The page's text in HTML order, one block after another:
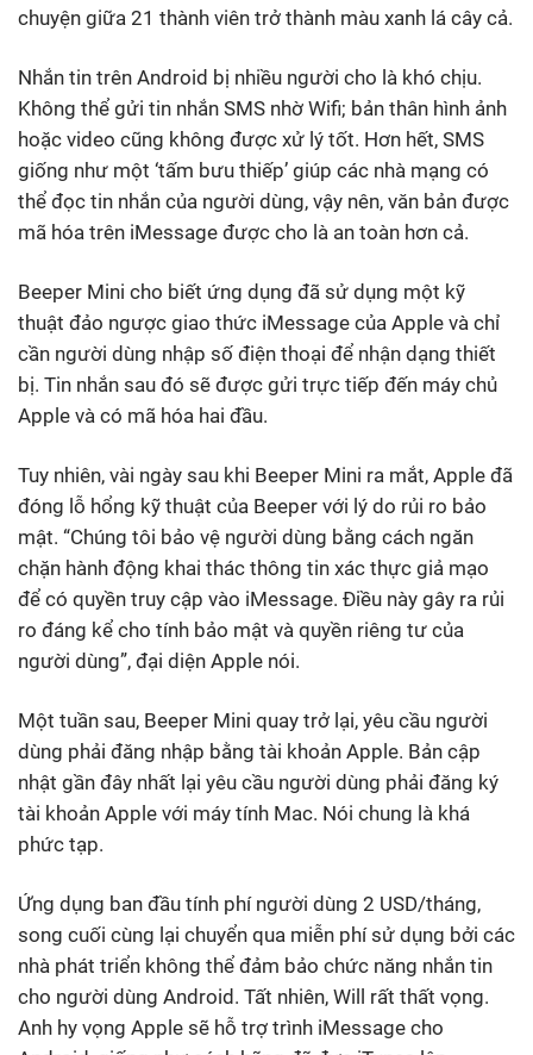
chuyện giữa 21 thành viên trở thành màu xanh lá cây cả.
Nhắn tin trên Android bị nhiều người cho là khó chịu.
Không thể gửi tin nhắn SMS nhờ Wifi; bản thân hình ảnh
hoặc video cũng không được xử lý tốt. Hơn hết, SMS
giống như một ‘tấm bưu thiếp’ giúp các nhà mạng có
thể đọc tin nhắn của người dùng, vậy nên, văn bản được
mã hóa trên iMessage được cho là an toàn hơn cả.
Beeper Mini cho biết ứng dụng đã sử dụng một kỹ
thuật đảo ngược giao thức iMessage của Apple và chỉ
cần người dùng nhập số điện thoại để nhận dạng thiết
bị. Tin nhắn sau đó sẽ được gửi trực tiếp đến máy chủ
Apple và có mã hóa hai đầu.
Tuy nhiên, vài ngày sau khi Beeper Mini ra mắt, Apple đã
đóng lỗ hổng kỹ thuật của Beeper với lý do rủi ro bảo
mật. “Chúng tôi bảo vệ người dùng bằng cách ngăn
chặn hành động khai thác thông tin xác thực giả mạo
để có quyền truy cập vào iMessage. Điều này gây ra rủi
ro đáng kể cho tính bảo mật và quyền riêng tư của
người dùng”, đại diện Apple nói.
Một tuần sau, Beeper Mini quay trở lại, yêu cầu người
dùng phải đăng nhập bằng tài khoản Apple. Bản cập
nhật gần đây nhất lại yêu cầu người dùng phải đăng ký
tài khoản Apple với máy tính Mac. Nói chung là khá
phức tạp.
Ứng dụng ban đầu tính phí người dùng 2 USD/tháng,
song cuối cùng lại chuyển qua miễn phí sử dụng bởi các
nhà phát triển không thể đảm bảo chức năng nhắn tin
cho người dùng Android. Tất nhiên, Will rất thất vọng.
Anh hy vọng Apple sẽ hỗ trợ trình iMessage cho